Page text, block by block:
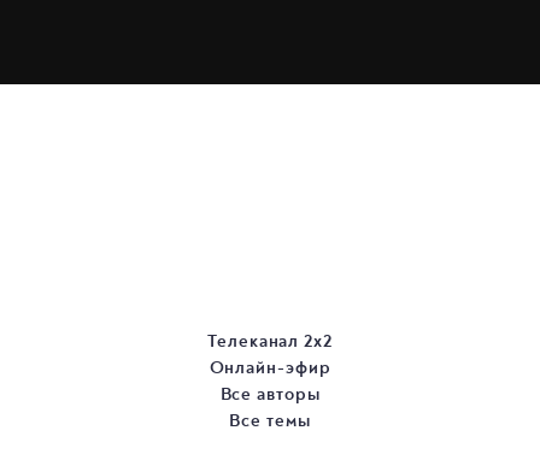
Телеканал 2х2
Онлайн-эфир
Все авторы
Все темы